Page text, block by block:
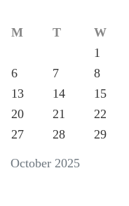
October 2025
M T W
1
6
7 8
13
14 15
20
21 22
27
28 29